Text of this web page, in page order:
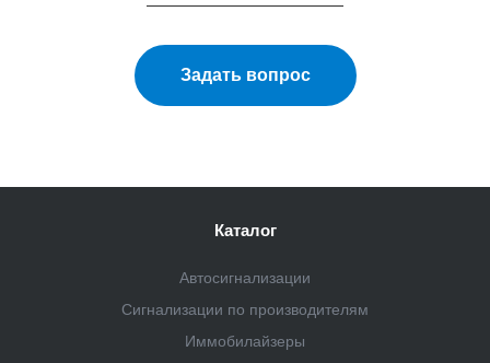
Задать вопрос
Каталог
Автосигнализации
Сигнализации по производителям
Иммобилайзеры